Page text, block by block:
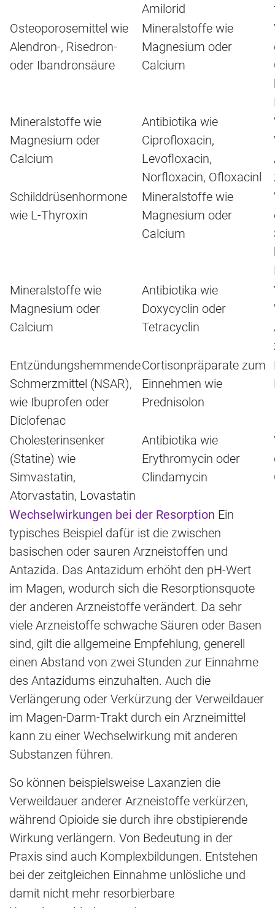
Amilorid
Osteoporosemittel wie
Alendron-, Risedron-
oder Ibandronsäure
Mineralstoffe wie
Magnesium oder
Calcium
Mineralstoffe wie
Magnesium oder
Calcium
Antibiotika wie
Ciprofloxacin,
Levofloxacin,
Norfloxacin, Ofloxacinl
Schilddrüsenhormone
wie L-Thyroxin
Mineralstoffe wie
Magnesium oder
Calcium
Mineralstoffe wie
Magnesium oder
Calcium
Antibiotika wie
Doxycyclin oder
Tetracyclin
Entzündungshemmende
Schmerzmittel (NSAR),
wie Ibuprofen oder
Diclofenac
Cortisonpräparate zum
Einnehmen wie
Prednisolon
Cholesterinsenker
(Statine) wie
Simvastatin,
Atorvastatin, Lovastatin
Antibiotika wie
Erythromycin oder
Clindamycin
Wechselwirkungen bei der Resorption Ein
typisches Beispiel dafür ist die zwischen
basischen oder sauren Arzneistoffen und
Antazida. Das Antazidum erhöht den pH-Wert
im Magen, wodurch sich die Resorptionsquote
der anderen Arzneistoffe verändert. Da sehr
viele Arzneistoffe schwache Säuren oder Basen
sind, gilt die allgemeine Empfehlung, generell
einen Abstand von zwei Stunden zur Einnahme
des Antazidums einzuhalten. Auch die
Verlängerung oder Verkürzung der Verweildauer
im Magen-Darm-Trakt durch ein Arzneimittel
kann zu einer Wechselwirkung mit anderen
Substanzen führen.
So können beispielsweise Laxanzien die
Verweildauer anderer Arzneistoffe verkürzen,
während Opioide sie durch ihre obstipierende
Wirkung verlängern. Von Bedeutung in der
Praxis sind auch Komplexbildungen. Entstehen
bei der zeitgleichen Einnahme unlösliche und
damit nicht mehr resorbierbare